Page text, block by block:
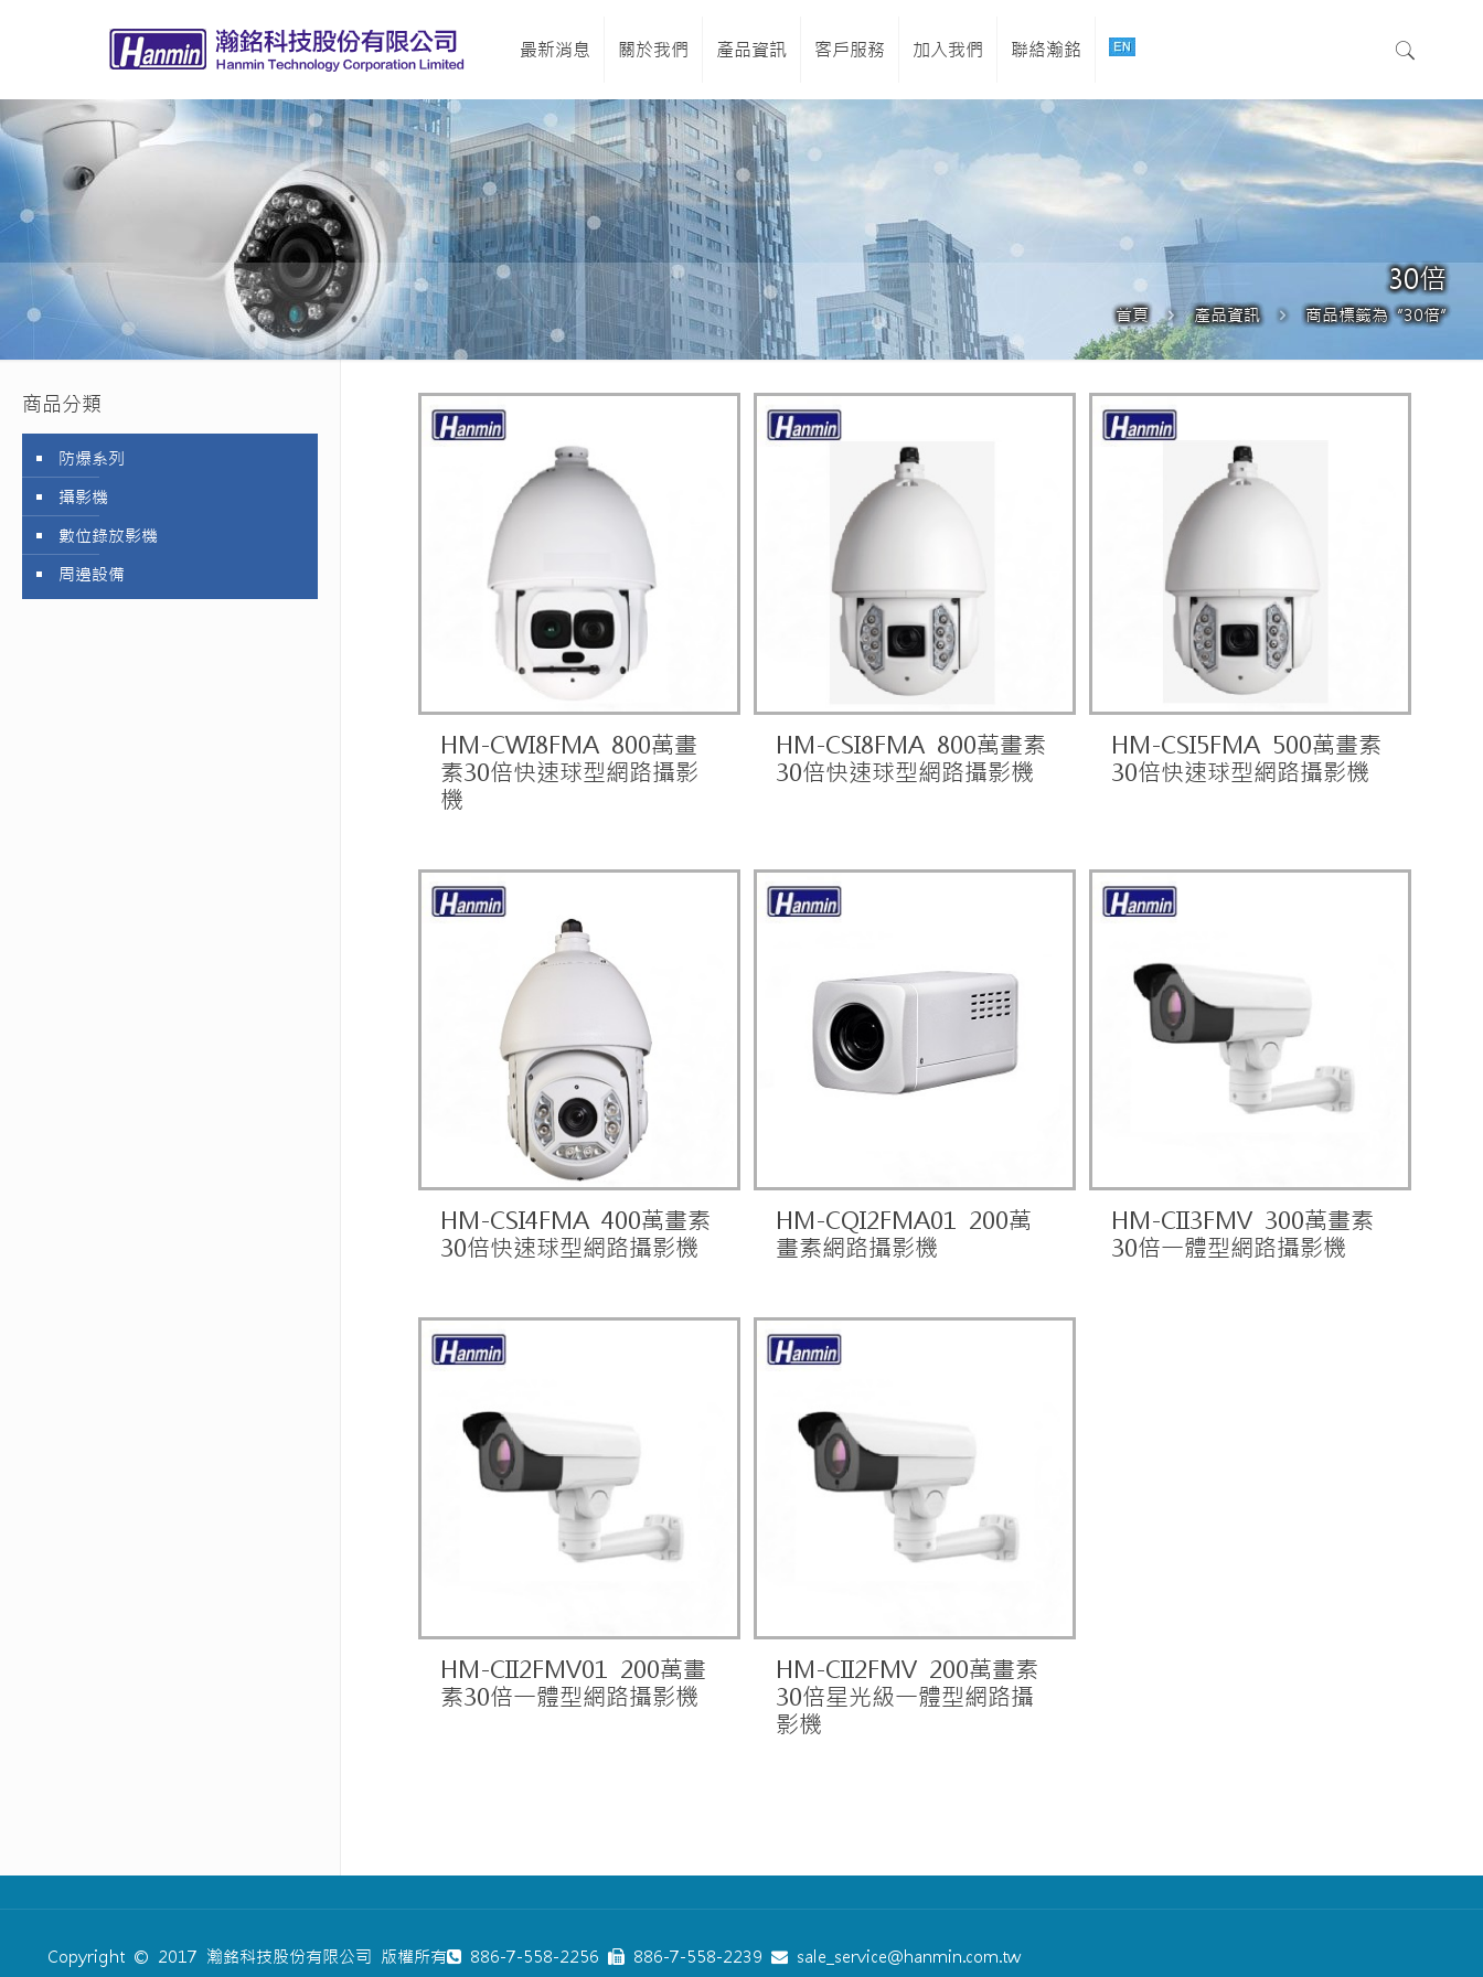
最新消息 關於我們 產品資訊 客戶服務 加入我們 聯絡瀚銘
30倍
首頁 產品資訊 商品標籤為 “30倍”
HM-CWI8FMA 800萬畫
素30倍快速球型網路攝影
機
HM-CSI8FMA 800萬畫素
30倍快速球型網路攝影機
HM-CSI5FMA 500萬畫素
30倍快速球型網路攝影機
HM-CSI4FMA 400萬畫素
30倍快速球型網路攝影機
HM-CQI2FMA01 200萬
畫素網路攝影機
HM-CII3FMV 300萬畫素
30倍一體型網路攝影機
HM-CII2FMV01 200萬畫
素30倍一體型網路攝影機
HM-CII2FMV 200萬畫素
30倍星光級一體型網路攝
影機
商品分類
防爆系列
攝影機
數位錄放影機
周邊設備
Copyright © 2017 瀚銘科技股份有限公司 版權所有 886-7-558-2256 886-7-558-2239 sale_service@hanmin.com.tw